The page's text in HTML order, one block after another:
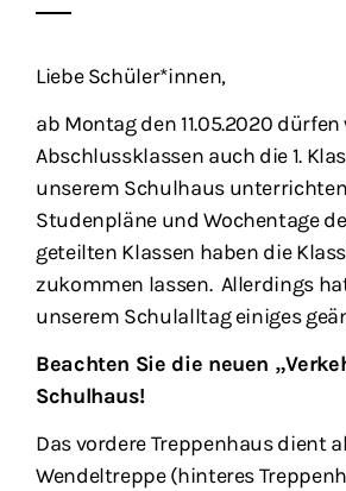
Liebe Schüler*innen,
ab Montag den 11.05.2020
Abschlussklassen auch die 1.
unserem Schulhaus
Studenpläne und Wochentage
geteilten Klassen haben die
zukommen lassen. Allerdings
unserem Schulalltag einiges
Beachten Sie die neuen
Schulhaus!
Das vordere Treppenhaus dient
Wendeltreppe (hinteres